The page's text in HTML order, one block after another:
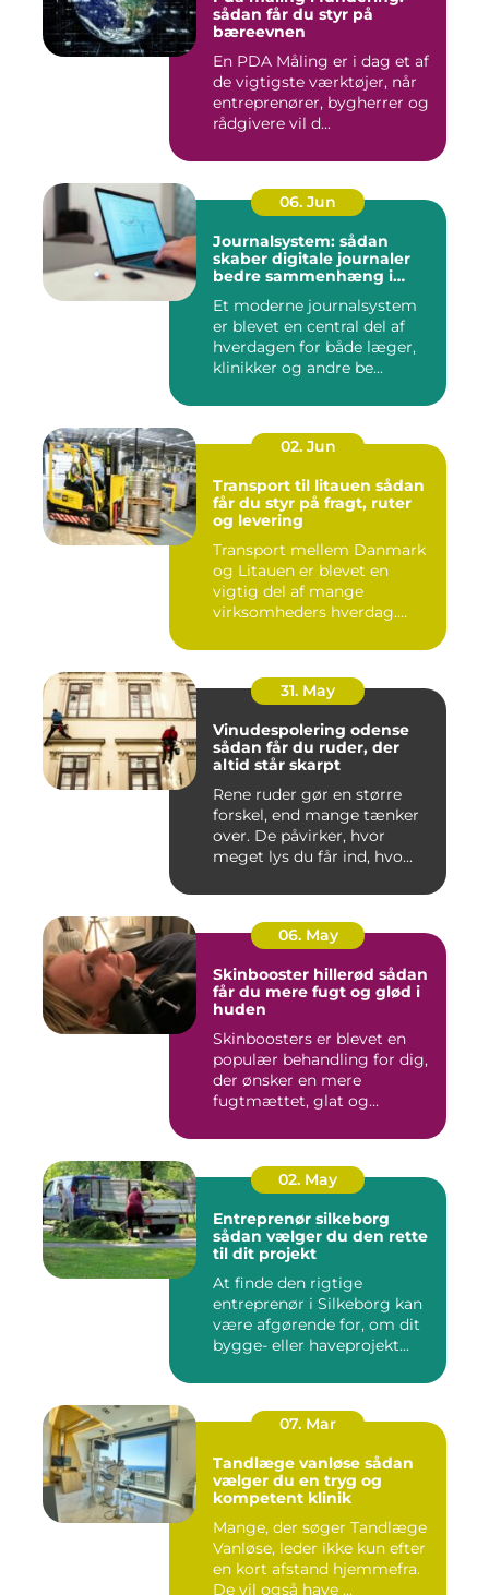
sådan får du styr på
bæreevnen
En PDA Måling er i dag et af
de vigtigste værktøjer, når
entreprenører, bygherrer og
rådgivere vil d...
06. Jun
Journalsystem: sådan
skaber digitale journaler
bedre sammenhæng i
Et moderne journalsystem
er blevet en central del af
hverdagen for både læger,
klinikker og andre be...
02. Jun
Transport til litauen sådan
får du styr på fragt, ruter
og levering
Transport mellem Danmark
og Litauen er blevet en
vigtig del af mange
virksomheders hverdag.
31. May
Vinudespolering odense
sådan får du ruder, der
altid står skarpt
Rene ruder gør en større
forskel, end mange tænker
over. De påvirker, hvor
meget lys du får ind, hvo...
06. May
Skinbooster hillerød sådan
får du mere fugt og glød i
huden
Skinboosters er blevet en
populær behandling for dig,
der ønsker en mere
fugtmættet, glat og
02. May
Entreprenør silkeborg
sådan vælger du den rette
til dit projekt
At finde den rigtige
entreprenør i Silkeborg kan
være afgørende for, om dit
bygge- eller haveprojekt...
07. Mar
Tandlæge vanløse sådan
vælger du en tryg og
kompetent klinik
Mange, der søger Tandlæge
Vanløse, leder ikke kun efter
en kort afstand hjemmefra.
De vil også have ...